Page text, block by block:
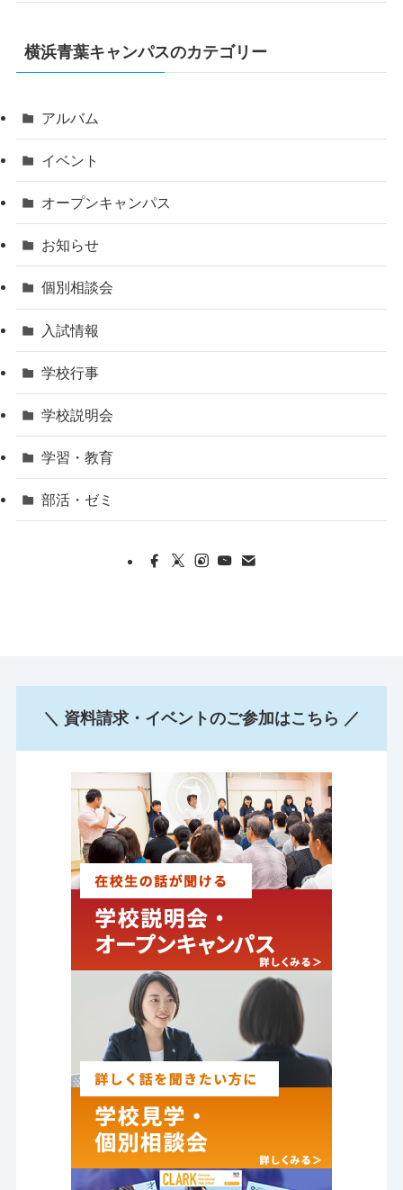
横浜青葉キャンパスのカテゴリー
アルバム
イベント
オープンキャンパス
お知らせ
個別相談会
入試情報
学校行事
学校説明会
学習・教育
部活・ゼミ
＼ 資料請求・イベントのご参加はこちら ／